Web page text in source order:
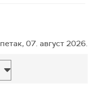
петак, 07. август 2026.